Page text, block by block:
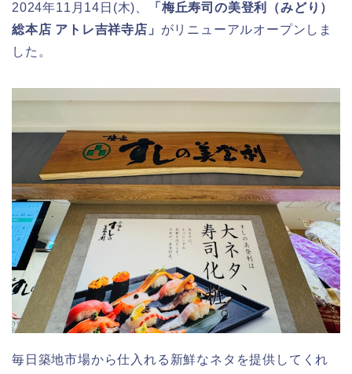
2024年11月14日(木)、
「梅丘寿司の美登利（みどり）
総本店 アトレ吉祥寺店」 がリニューアルオープンしま
した。
毎日築地市場から仕入れる新鮮なネタを提供してくれ